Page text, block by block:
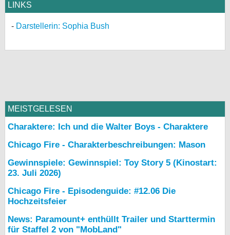
LINKS
Darstellerin: Sophia Bush
MEISTGELESEN
Charaktere: Ich und die Walter Boys - Charaktere
Chicago Fire - Charakterbeschreibungen: Mason
Gewinnspiele: Gewinnspiel: Toy Story 5 (Kinostart:
23. Juli 2026)
Chicago Fire - Episodenguide: #12.06 Die
Hochzeitsfeier
News: Paramount+ enthüllt Trailer und Starttermin
für Staffel 2 von "MobLand"